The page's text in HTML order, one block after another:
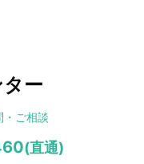
ー
・ご相談
(直通)